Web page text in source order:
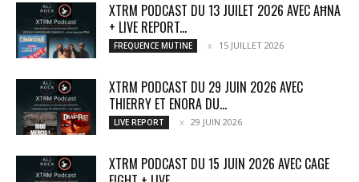
XTRM PODCAST DU 13 JUILET 2026 AVEC AĦNA
+ LIVE REPORT...
FREQUENCE MUTINE 15 JUILLET 2026
XTRM PODCAST DU 29 JUIN 2026 AVEC
THIERRY ET ENORA DU...
LIVE REPORT 29 JUIN 2026
XTRM PODCAST DU 15 JUIN 2026 AVEC CAGE